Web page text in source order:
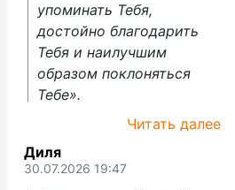
упоминать Тебя,
достойно благодарить
Тебя и наилучшим
образом поклоняться
Тебе».
Читать далее
Диля
30.07.2026 19:47